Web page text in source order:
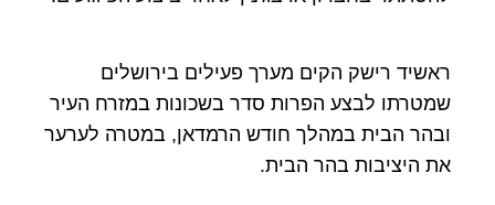
ראשיד רישק הקים מערך פעילים בירושלים
שמטרתו לבצע הפרות סדר בשכונות במזרח העיר
ובהר הבית במהלך חודש הרמדאן, במטרה לערער
את היציבות בהר הבית.